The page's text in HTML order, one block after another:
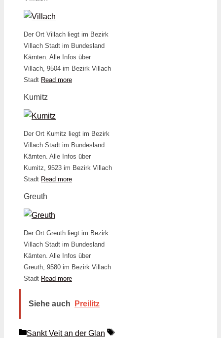
Der Ort Villach liegt im Bezirk
Villach Stadt im Bundesland
Kärnten. Alle Infos über
Villach, 9504 im Bezirk Villach
Stadt Read more
Kumitz
Der Ort Kumitz liegt im Bezirk
Villach Stadt im Bundesland
Kärnten. Alle Infos über
Kumitz, 9523 im Bezirk Villach
Stadt Read more
Greuth
Der Ort Greuth liegt im Bezirk
Villach Stadt im Bundesland
Kärnten. Alle Infos über
Greuth, 9580 im Bezirk Villach
Stadt Read more
Siehe auch Preilitz
Kategorien
Sankt Veit an der Glan
Schlagwörter